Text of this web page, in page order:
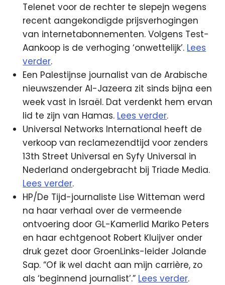
Telenet voor de rechter te slepejn wegens
recent aangekondigde prijsverhogingen
van internetabonnementen. Volgens Test-
Aankoop is de verhoging ‘onwettelijk’. Lees
verder.
Een Palestijnse journalist van de Arabische
nieuwszender Al-Jazeera zit sinds bijna een
week vast in Israël. Dat verdenkt hem ervan
lid te zijn van Hamas. Lees verder.
Universal Networks International heeft de
verkoop van reclamezendtijd voor zenders
13th Street Universal en Syfy Universal in
Nederland ondergebracht bij Triade Media.
Lees verder.
HP/De Tijd-journaliste Lise Witteman werd
na haar verhaal over de vermeende
ontvoering door GL-Kamerlid Mariko Peters
en haar echtgenoot Robert Kluijver onder
druk gezet door GroenLinks-leider Jolande
Sap. “Of ik wel dacht aan mijn carrière, zo
als ‘beginnend journalist’.” Lees verder.